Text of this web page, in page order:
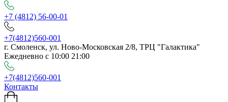
+7 (4812) 56-00-01
+7(4812)560-001
г. Смоленск, ул. Ново-Московская 2/8, ТРЦ "Галактика"
Ежедневно с 10:00 21:00
+7(4812)560-001
Контакты